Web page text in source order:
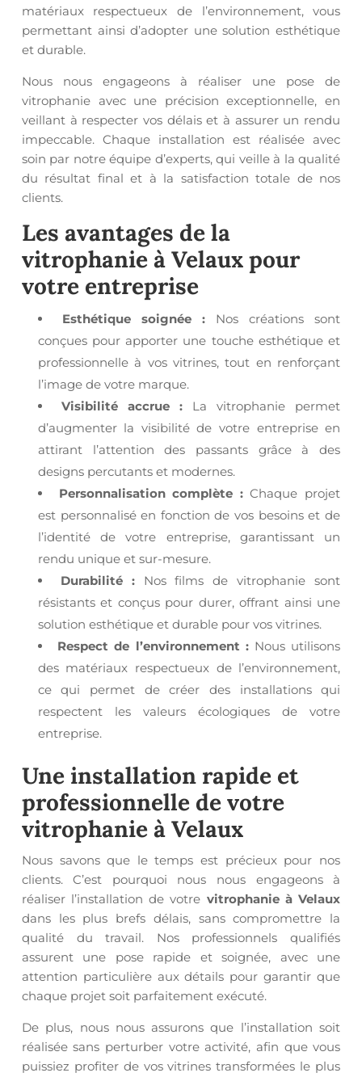
matériaux respectueux de l’environnement, vous
permettant ainsi d’adopter une solution esthétique
et durable.
Nous nous engageons à réaliser une pose de
vitrophanie avec une précision exceptionnelle, en
veillant à respecter vos délais et à assurer un rendu
impeccable. Chaque installation est réalisée avec
soin par notre équipe d’experts, qui veille à la qualité
du résultat final et à la satisfaction totale de nos
clients.
Les avantages de la
vitrophanie à Velauxpour
votre entreprise
Esthétique soignée : Nos créations sont
conçues pour apporter une touche esthétique et
professionnelle à vos vitrines, tout en renforçant
l’image de votre marque.
Visibilité accrue : La vitrophanie permet
d’augmenter la visibilité de votre entreprise en
attirant l’attention des passants grâce à des
designs percutants et modernes.
Personnalisation complète :Chaque projet
est personnalisé en fonction de vos besoins et de
l’identité de votre entreprise, garantissant un
rendu unique et sur-mesure.
Durabilité :Nos films de vitrophanie sont
résistants et conçus pour durer, offrant ainsi une
solution esthétique et durable pour vos vitrines.
Respect de l’environnement :Nous utilisons
des matériaux respectueux de l’environnement,
ce qui permet de créer des installations qui
respectent les valeurs écologiques de votre
entreprise.
Une installation rapide et
professionnelle de votre
vitrophanie à Velaux
Nous savons que le temps est précieux pour nos
clients. C’est pourquoi nous nous engageons à
réaliser l’installation de votre vitrophanie à Velaux
dans les plus brefs délais, sans compromettre la
qualité du travail. Nos professionnels qualifiés
assurent une pose rapide et soignée, avec une
attention particulière aux détails pour garantir que
chaque projet soit parfaitement exécuté.
De plus, nous nous assurons que l’installation soit
réalisée sans perturber votre activité, afin que vous
puissiez profiter de vos vitrines transformées le plus